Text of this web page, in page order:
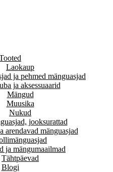
Laokaup
ja pehmed mänguasjad
ja aksessuaarid
Mängud
Muusika
Nukud
jooksurattad
arendavad mänguasjad
ja mängumaailmad
Tähtpäevad
Blogi